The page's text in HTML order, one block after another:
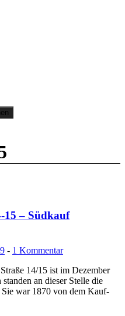
15 – Südkauf
- 1 Kommentar
14/15 ist im Dezember
an dieser Stelle die
Sie war 1870 von dem Kauf­